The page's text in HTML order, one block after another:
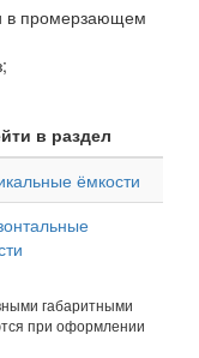
в промерзающем
в раздел
ёмкости
габаритными
при оформлении